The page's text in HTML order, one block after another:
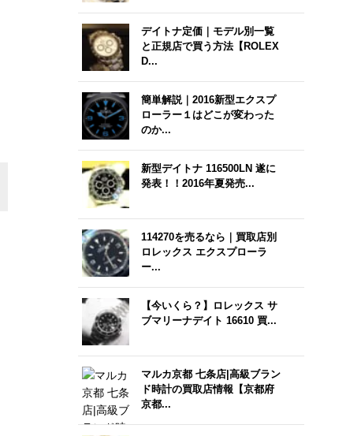
デイトナ定価｜モデル別一覧
と正規店で買う方法【ROLEX
D...
簡単解説｜2016新型エクスプ
ローラー１はどこが変わった
のか...
新型デイトナ 116500LN 遂に
発表！！2016年夏発売...
114270を売るなら｜買取店別
ロレックス エクスプローラ
ー...
【今いくら？】ロレックス サ
ブマリーナデイト 16610 買...
マルカ京都 七条店|高級ブラン
ド時計の買取店情報【京都府
京都...